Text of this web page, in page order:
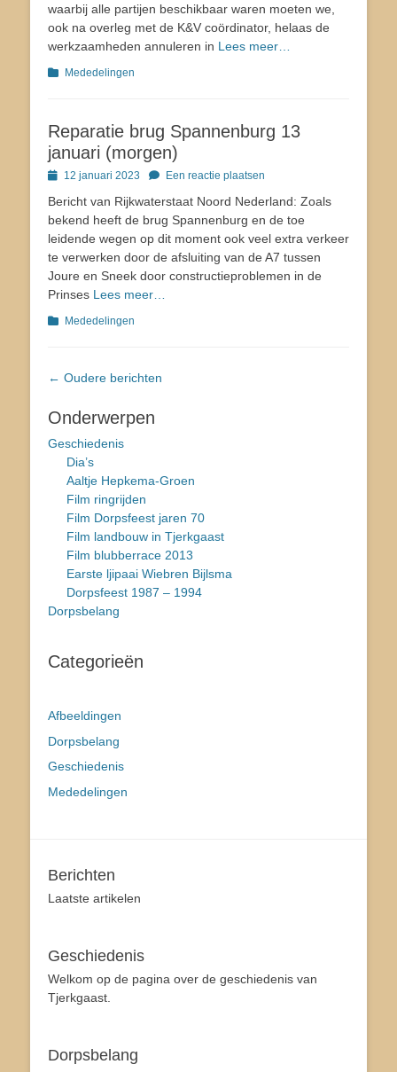
waarbij alle partijen beschikbaar waren moeten we,
ook na overleg met de K&V coördinator, helaas de
werkzaamheden annuleren in Lees meer…
Categorieën
Mededelingen
Reparatie brug Spannenburg 13
januari (morgen)
Geplaatst
12 januari 2023 Een reactie plaatsen
Bericht van Rijkwaterstaat Noord Nederland: Zoals
bekend heeft de brug Spannenburg en de toe
leidende wegen op dit moment ook veel extra verkeer
te verwerken door de afsluiting van de A7 tussen
Joure en Sneek door constructieproblemen in de
Prinses Lees meer…
Categorieën
Mededelingen
Bericht
← Oudere berichten
Onderwerpen
Geschiedenis
Dia’s
Aaltje Hepkema-Groen
Film ringrijden
Film Dorpsfeest jaren 70
Film landbouw in Tjerkgaast
Film blubberrace 2013
Earste ljipaai Wiebren Bijlsma
Dorpsfeest 1987 – 1994
Dorpsbelang
Categorieën
Afbeeldingen
Dorpsbelang
Geschiedenis
Mededelingen
Berichten
Laatste artikelen
Geschiedenis
Welkom op de pagina over de geschiedenis van
Tjerkgaast.
Dorpsbelang